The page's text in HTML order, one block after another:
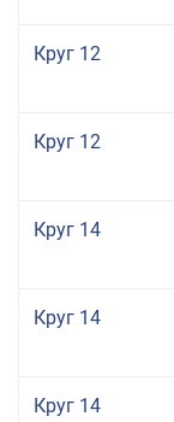
Круг 12
Круг 12
Круг 14
Круг 14
Круг 14